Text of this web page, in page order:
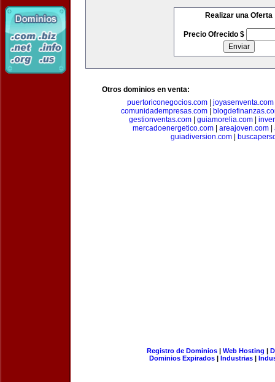
Realizar una Oferta
Precio Ofrecido $
Otros dominios en venta:
puertoriconegocios.com
joyasenventa.com
comunidadempresas.com|
gestionventas.com| guiamorelia.com|
mercadoenergetico.com| areajoven.com|
guiadiversion.com
Registro de Dominios| Web Hosting |
Dominios Expirados | Industrias |